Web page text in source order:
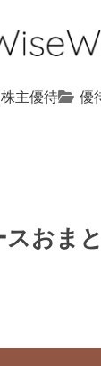
株主優待 優
スおま